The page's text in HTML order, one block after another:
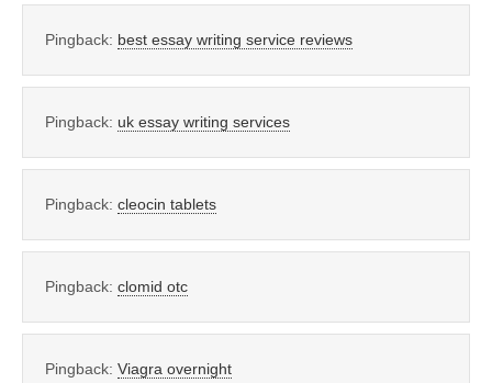
Pingback: best essay writing service reviews
Pingback: uk essay writing services
Pingback: cleocin tablets
Pingback: clomid otc
Pingback: Viagra overnight